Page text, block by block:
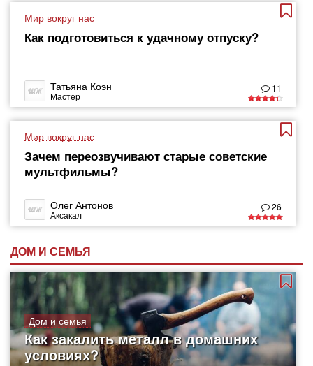
Мир вокруг нас
Как подготовиться к удачному отпуску?
Татьяна Коэн
Мастер
11
Мир вокруг нас
Зачем переозвучивают старые советские
мультфильмы?
Олег Антонов
Аксакал
26
ДОМ И СЕМЬЯ
Дом и семья
Как закалить металл в домашних
условиях?